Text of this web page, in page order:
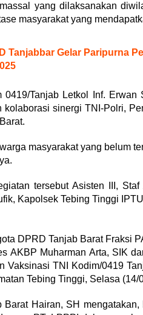
yang dilaksanakan
masyarakat yang
Tanjabbar Gelar Paripurna
0419/Tanjab Letkol Inf.
kolaborasi sinergi TNI-Polri,
masyarakat yang belum
tersebut Asisten III,
Kapolsek Tebing Tinggi
DPRD Tanjab Barat Fraksi
AKBP Muharman Arta, SIK
Vaksinasi TNI Kodim/0419
Tebing Tinggi, Selasa (14/
Barat Hairan, SH